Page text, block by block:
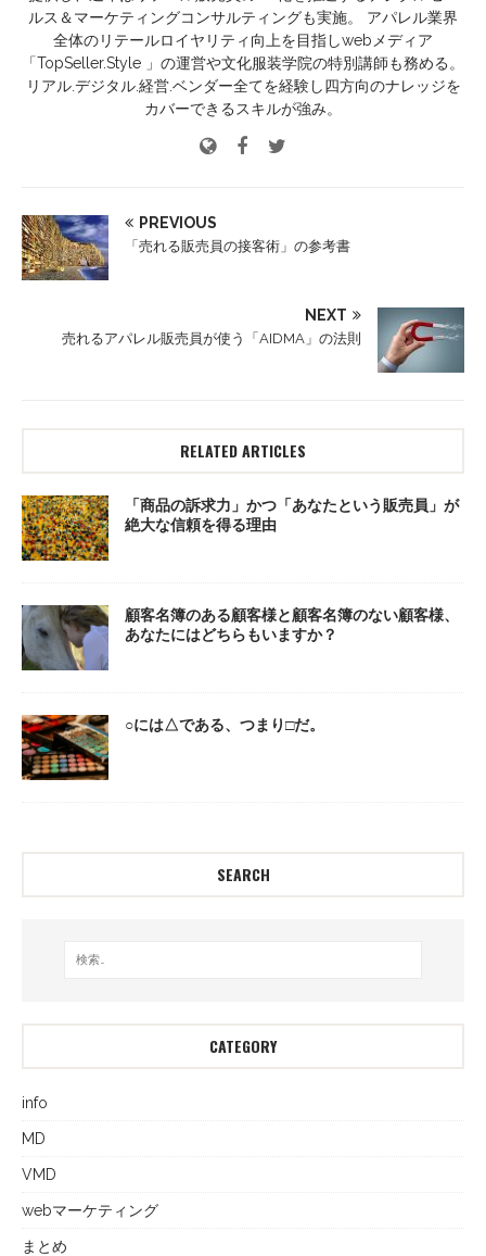
ルス＆マーケティングコンサルティングも実施。 アパレル業界
全体のリテールロイヤリティ向上を目指しwebメディア
「TopSeller.Style 」の運営や文化服装学院の特別講師も務める。
リアル.デジタル.経営.ベンダー全てを経験し四方向のナレッジを
カバーできるスキルが強み。
PREVIOUS
「売れる販売員の接客術」の参考書
NEXT
売れるアパレル販売員が使う「AIDMA」の法則
RELATED ARTICLES
「商品の訴求力」かつ「あなたという販売員」が
絶大な信頼を得る理由
顧客名簿のある顧客様と顧客名簿のない顧客様、
あなたにはどちらもいますか？
○には△である、つまり□だ。
SEARCH
CATEGORY
info
MD
VMD
webマーケティング
まとめ